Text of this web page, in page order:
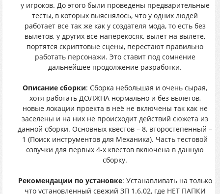
у игроков. До этого были проведены предварительные
тесты, в которых выяснялось, что у одних людей
работает все так же как у создателя мода, то есть без
вылетов, у других все наперекосяк, вылет на вылете,
портятся скриптовые сцены, перестают правильно
работать персонажи. Это ставит под сомнение
дальнейшее продолжение разработки.
Описание сборки: Сборка небольшая и очень сырая,
хотя работать ДОЛЖНА нормально и без вылетов,
новые локации проекта в неё не включены так как не
заселены и на них не происходит действий сюжета из
данной сборки. Основных квестов – 8, второстепенный –
1 (Поиск инструментов для Механика). Часть тестовой
озвучки для первых 4-х квестов включена в данную
сборку.
Рекомендации по установке: Устанавливать на только
что установленный свежий ЗП 1.6.02, где НЕТ ПАПКИ